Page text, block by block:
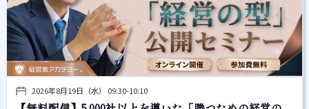
2026年8月19日（水） 09:30-10:10